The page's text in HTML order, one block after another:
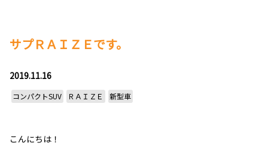
サプＲＡＩＺＥです。
2019.11.16
コンパクトSUV ＲＡＩＺＥ 新型車
こんにちは！